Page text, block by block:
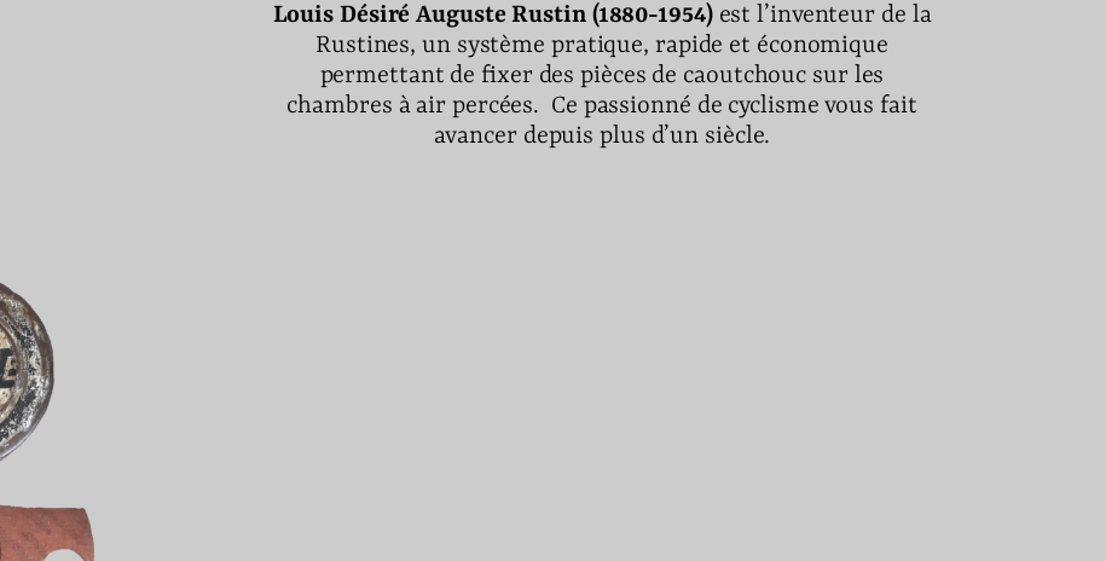
Louis Désiré Auguste Rustin (1880-1954)est l’inventeur de la
Rustines, un système pratique, rapide et économique
permettant de fixer des pièces de caoutchouc sur les
chambres à air percées. Ce passionné de cyclisme vous fait
avancer depuis plus d’un siècle.